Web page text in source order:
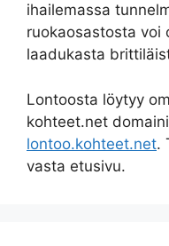
ihailemassa
ruokaosastosta voi
laadukasta
Lontoosta löytyy
kohteet.net
lontoo.kohteet.net.
vasta etusivu.